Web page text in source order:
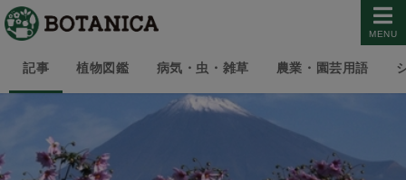
MENU
記事 植物図鑑 病気・虫・雑草 農業・園芸用語